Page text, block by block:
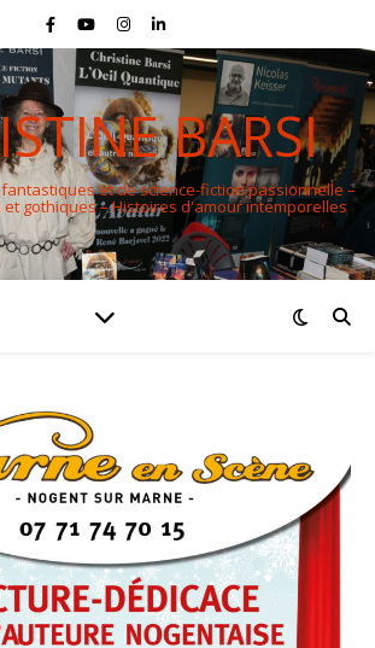
BARSI
et de science-fiction passionnelle –
gothiques – Histoires d'amour intemporelles